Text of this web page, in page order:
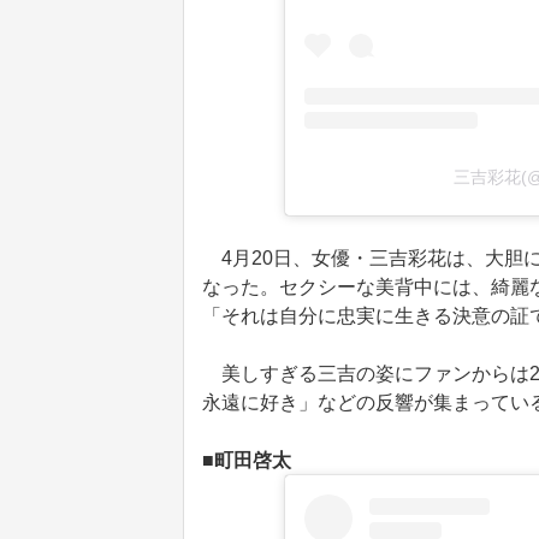
三吉彩花
4月20日、女優・三吉彩花は、大胆
なった。セクシーな美背中には、綺
「それは自分に忠実に生きる決意の
美しすぎる三吉の姿にファンからは
永遠に好き」などの反響が集まってい
■町田啓太